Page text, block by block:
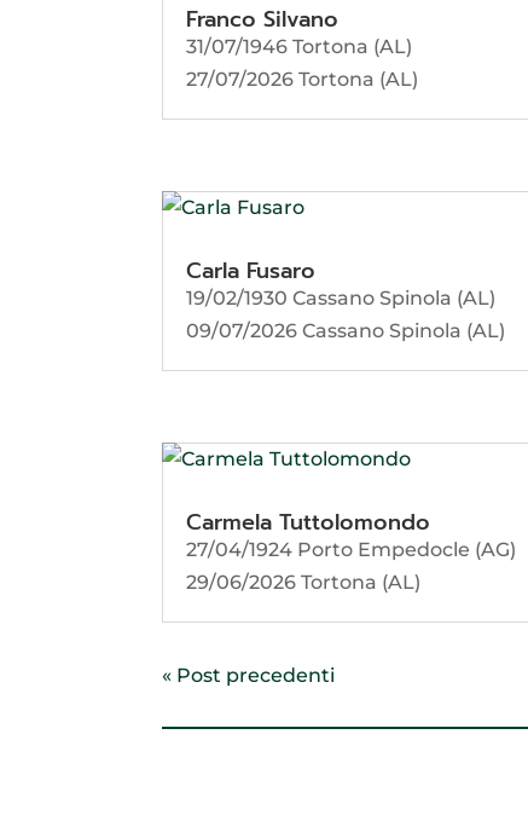
Franco Silvano
31/07/1946 Tortona (AL)
27/07/2026 Tortona (AL)
Carla Fusaro
19/02/1930 Cassano Spinola (AL)
09/07/2026 Cassano Spinola (AL)
Carmela Tuttolomondo
27/04/1924 Porto Empedocle (AG)
29/06/2026 Tortona (AL)
« Post precedenti